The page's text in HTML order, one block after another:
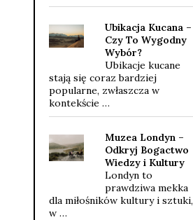
Ubikacja Kucana –
Czy To Wygodny
Wybór?
Ubikacje kucane
stają się coraz bardziej
popularne, zwłaszcza w
kontekście …
Muzea Londyn –
Odkryj Bogactwo
Wiedzy i Kultury
Londyn to
prawdziwa mekka
dla miłośników kultury i sztuki,
w …